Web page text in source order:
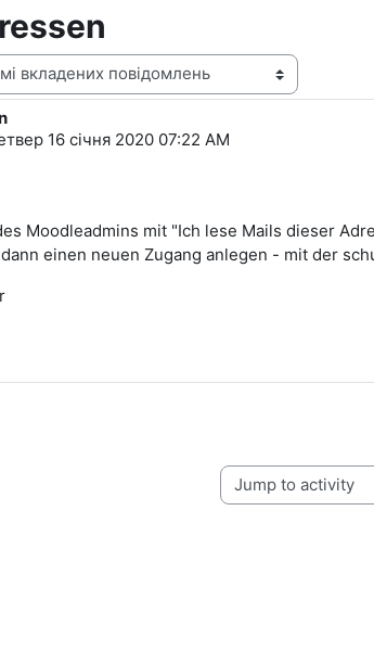
16 січня 2020 07:22 AM
0
Moodleadmins mit "Ich lese Mails dieser
einen neuen Zugang anlegen - mit der
Jump to activity